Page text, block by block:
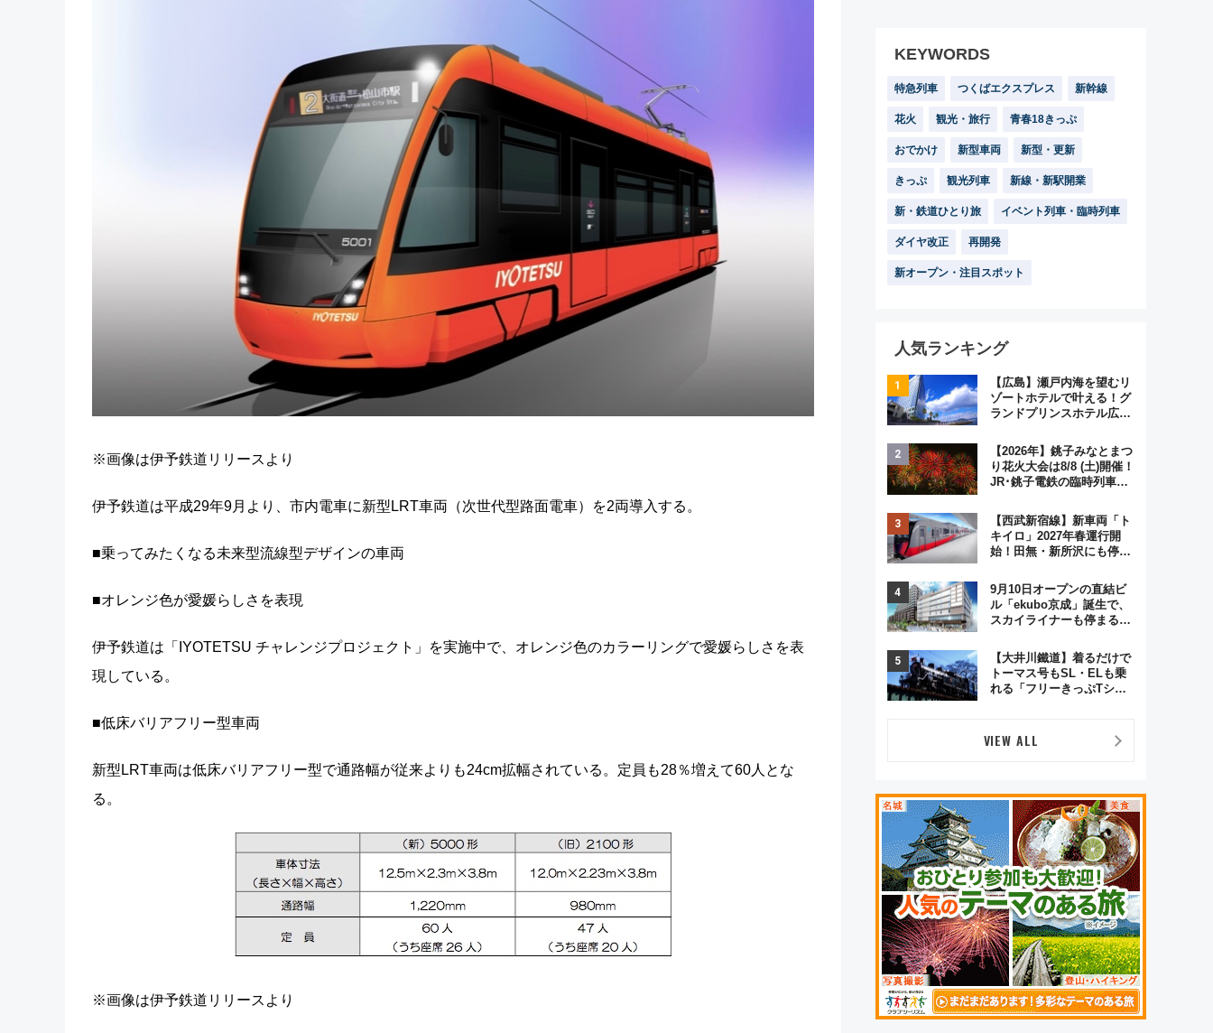
※画像は伊予鉄道リリースより
伊予鉄道は平成29年9月より、市内電車に新型LRT車両（次世代型路面電車）を2両導入する。
■乗ってみたくなる未来型流線型デザインの車両
■オレンジ色が愛媛らしさを表現
伊予鉄道は「IYOTETSU チャレンジプロジェクト」を実施中で、オレンジ色のカラーリングで愛媛らしさを表
現している。
■低床バリアフリー型車両
新型LRT車両は低床バリアフリー型で通路幅が従来よりも24cm拡幅されている。定員も28％増えて60人とな
る。
※画像は伊予鉄道リリースより
KEYWORDS
特急列車 つくばエクスプレス 新幹線
花火 観光・旅行 青春18きっぷ
おでかけ 新型車両 新型・更新
きっぷ 観光列車 新線・新駅開業
新・鉄道ひとり旅 イベント列車・臨時列車
ダイヤ改正 再開発
新オープン・注目スポット
人気ランキング
【広島】瀬戸内海を望むリ
ゾートホテルで叶える！グ
ランドプリンスホテル広島
ジュアルパーティープラン
【2026年】銚子みなとまつ
り花火大会は8/8 (土)開催！
JR･銚子電鉄の臨時列車や
く8,000発の大迫力＆屋台
を満喫
【西武新宿線】新車両「ト
キイロ」2027年春運行開
始！田無・新所沢にも停
弾」も
9月10日オープンの直結ビ
ル「ekubo京成」誕生で、
スカイライナーも停まる巨
変わる？ 全テナント情報も
公開！
【大井川鐵道】着るだけで
トーマス号もSL・ELも乗
れる「フリーきっぷTシャ
VIEW ALL